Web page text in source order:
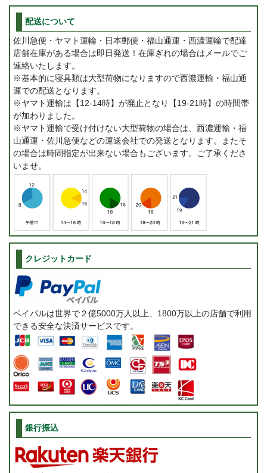
配送について
佐川急便・ヤマト運輸・日本郵便・福山通運・西濃運輸で配達
店舗在庫がある場合は即日発送！在庫ぎれの場合はメールでご
連絡いたします。
※基本的に寝具類は大型荷物になりますので西濃運輸・福山通
運での配送となります。
※ヤマト運輸は【12-14時】が廃止となり【19-21時】の時間帯
が加わりました。
※ヤマト運輸で受け付けない大型荷物の場合は、西濃運輸・福
山通運・佐川急便などの運送会社での発送となります。またそ
の場合は時間指定が出来ない場合もございます。ご了承くださ
いませ。
クレジットカード
ペイパルは世界で２億5000万人以上、1800万以上の店舗で利用
できる安全な決済サービスです。
銀行振込